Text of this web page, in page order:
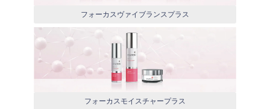
フォーカスヴァイブランスプラス
フォーカスモイスチャープラス